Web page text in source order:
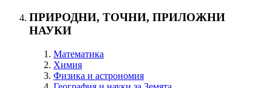
ПРИРОДНИ, ТОЧНИ, ПРИЛОЖНИ
НАУКИ
Математика
Химия
Физика и астрономия